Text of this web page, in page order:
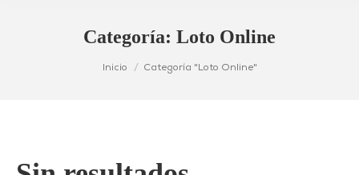
Categoría: Loto Online
Inicio Categoría "Loto Online"